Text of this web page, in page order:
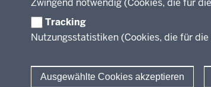
Zwingend notwendig (Cookies, die für
Tracking
Nutzungsstatistiken (Cookies, die für
Ausgewählte Cookies akzeptieren
Stellenangebote